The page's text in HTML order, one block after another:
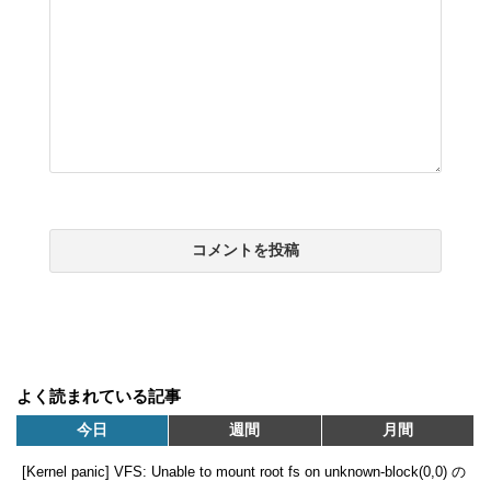
よく読まれている記事
今日 週間 月間
[Kernel panic] VFS: Unable to mount root fs on unknown-block(0,0) の